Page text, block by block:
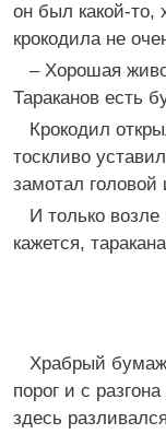
он был какой-то,
крокодила не
– Хорошая
Тараканов есть
Крокодил
тоскливо
замотал головой
И только
кажется,
Храбрый
порог и с
здесь